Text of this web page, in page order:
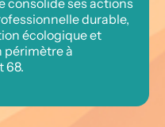
consolide ses actions
durable,
écologique et
périmètre à
68.